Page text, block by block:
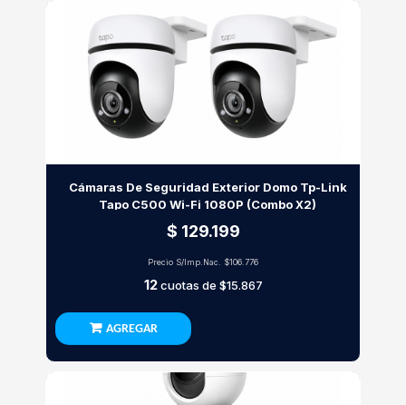
Cámaras De Seguridad Exterior Domo Tp-Link
Tapo C500 Wi-Fi 1080P (Combo X2)
$ 129.199
Precio S/Imp.Nac. $106.776
12cuotas de $15.867
AGREGAR